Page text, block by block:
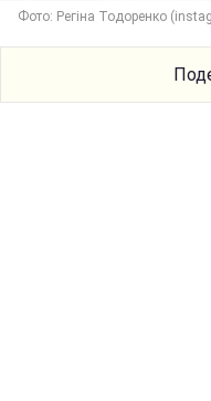
Фото: Регіна Тодоренко